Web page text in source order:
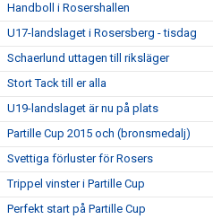
Handboll i Rosershallen
U17-landslaget i Rosersberg - tisdag
Schaerlund uttagen till riksläger
Stort Tack till er alla
U19-landslaget är nu på plats
Partille Cup 2015 och (bronsmedalj)
Svettiga förluster för Rosers
Trippel vinster i Partille Cup
Perfekt start på Partille Cup